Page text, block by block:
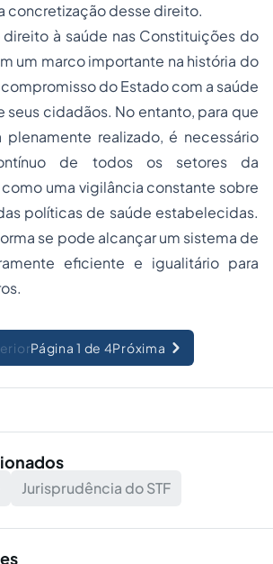
concretização desse direito.
direito à saúde nas Constituições do
um marco importante na história do
do Estado com a saúde
seus cidadãos. No entanto, para que
plenamente realizado, é necessário
de todos os setores da
uma vigilância constante sobre
políticas de saúde estabelecidas.
se pode alcançar um sistema de
eficiente e igualitário para
Página 1 de 4Próxima
Jurisprudência do STF